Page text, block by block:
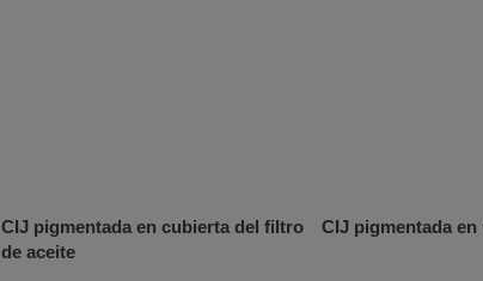
CIJ pigmentada en cubierta del filtro
de aceite
CIJ pigmentada